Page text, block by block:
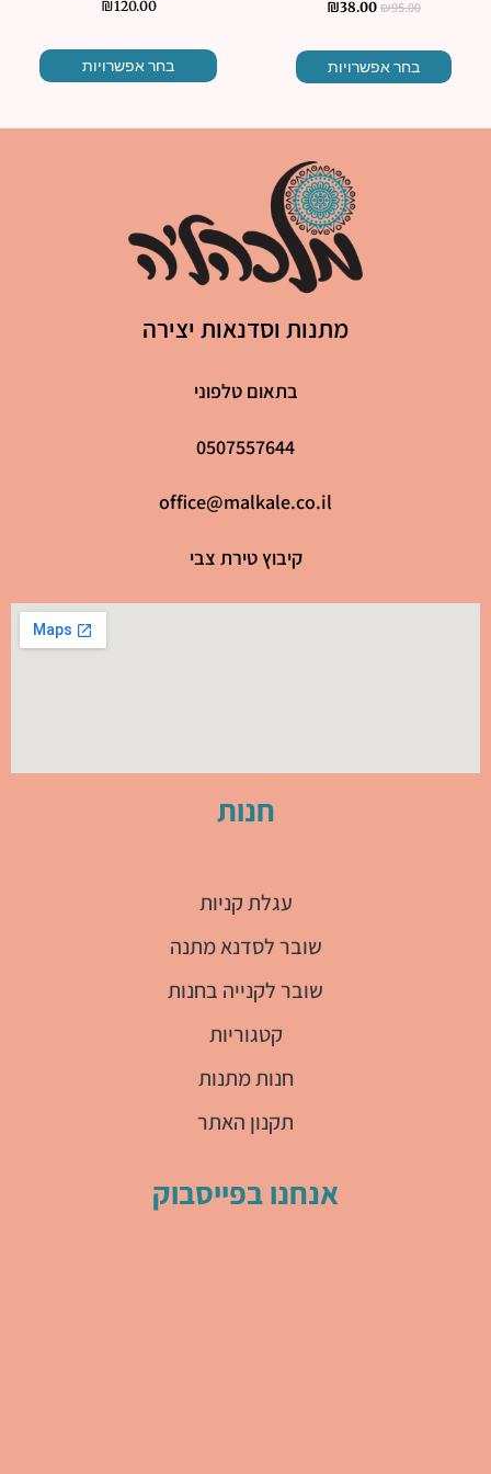
₪95.00
₪38.00
בחר אפשרויות
₪120.00
בחר אפשרויות
מתנות וסדנאות יצירה
בתאום טלפוני
0507557644
office@malkale.co.il
קיבוץ טירת צבי
חנות
עגלת קניות
שובר לסדנא מתנה
שובר לקנייה בחנות
קטגוריות
חנות מתנות
תקנון האתר
אנחנו בפייסבוק